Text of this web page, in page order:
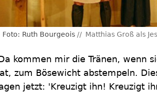
Foto: Ruth Bourgeois Matthias Groß als
kommen mir die Tränen, wenn
zum Bösewicht abstempeln.
jetzt: 'Kreuzigt ihn! Kreuzigt